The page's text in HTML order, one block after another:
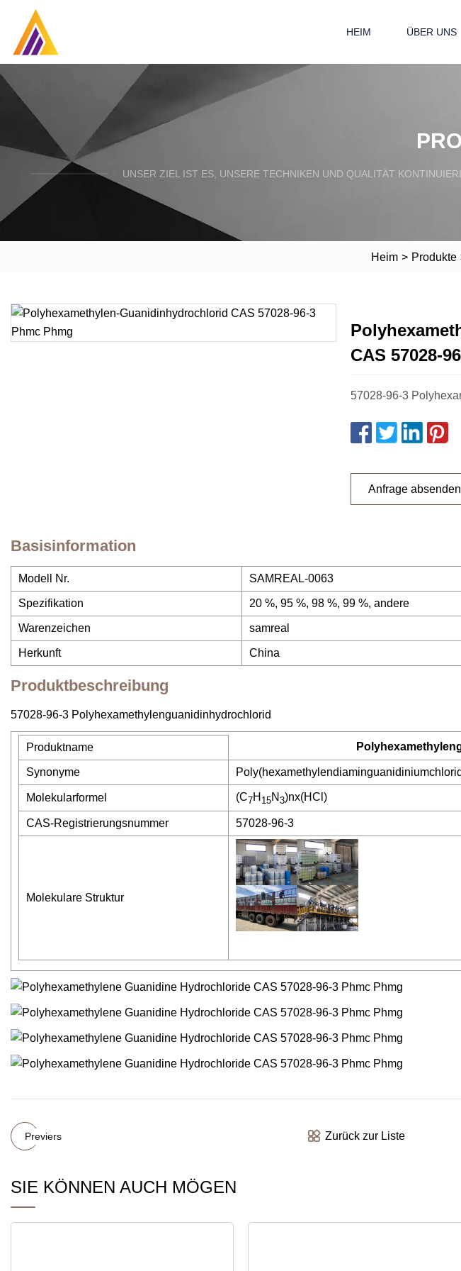
HEIM ÜBER UNS
UNSER ZIEL IST ES, UNSERE TECHNIKEN UND QUALITÄT
Heim > Produkte
CAS 57028-
57028-96-3
Anfrage absenden
Basisinformation
Modell Nr. SAMREAL-0063
Spezifikation 20 %, 95 %, 98 %, 99 %, andere
Warenzeichen samreal
Herkunft China
Produktbeschreibung
57028-96-3 Polyhexamethylenguanidinhydrochlorid
Produktname
Synonyme
Molekularformel (C7H 15N 3)nx(HCl)
CAS-Registrierungsnummer 57028-96-3
Molekulare Struktur
Previers Zurück zur Liste
SIE KÖNNEN AUCH MÖGEN